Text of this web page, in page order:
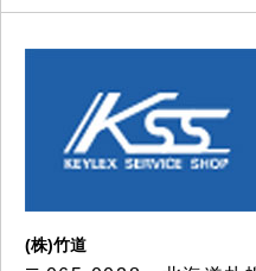
(株)竹道